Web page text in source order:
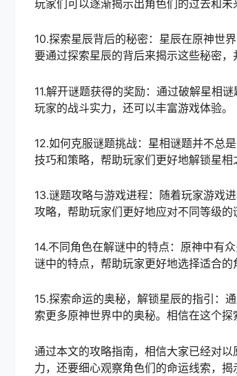
玩家们可以逐渐揭示出角色们的过去和未
10.探索星辰背后的秘密：星辰在原神世
要通过探索星辰的背后来揭示这些秘密，
11.解开谜题获得的奖励：通过破解星相
玩家的战斗实力，还可以丰富游戏体验。
12.如何克服谜题挑战：星相谜题并不总
技巧和策略，帮助玩家们更好地解锁星相
13.谜题攻略与游戏进程：随着玩家游戏
攻略，帮助玩家们更好地应对不同等级的
14.不同角色在解谜中的特点：原神中有
谜中的特点，帮助玩家更好地选择适合的
15.探索命运的奥秘，解锁星辰的指引：
索更多原神世界中的奥秘。相信在这个
通过本文的攻略指南，相信大家已经对
力，还要细心观察角色们的命运线索，